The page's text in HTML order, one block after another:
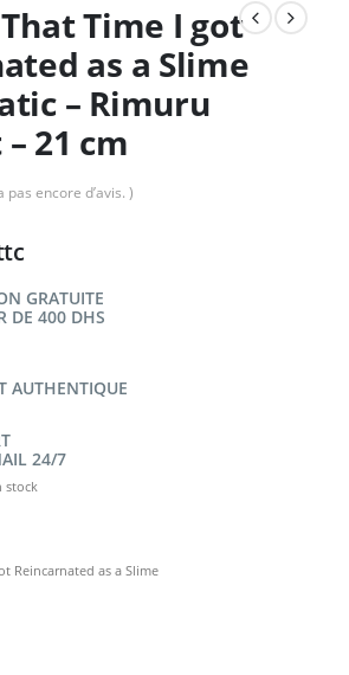
Time I got
as a Slime
– Rimuru
21 cm
pas encore d’avis. )
GRATUITE
DE 400 DHS
AUTHENTIQUE
24/7
stock
Reincarnated as a Slime